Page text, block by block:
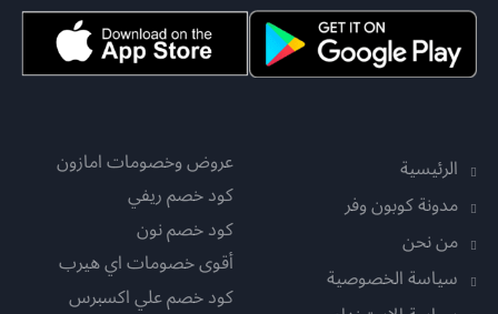
الرئيسية
مدونة كوبون وفر
من نحن
سياسة الخصوصية
عروض وخصومات امازون
كود خصم ريفي
كود خصم نون
أقوى خصومات اي هيرب
كود خصم علي اكسبرس